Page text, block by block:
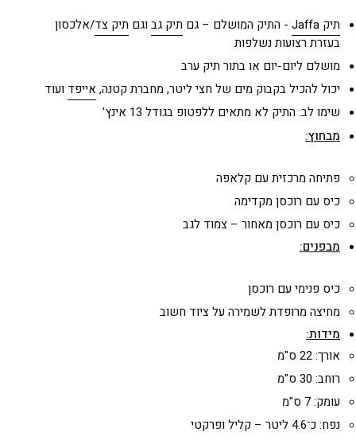
תיק Jaffa - התיק המושלם – גם תיק גב וגם תיק צד/אלכסון
בעזרת רצועות נשלפות
מושלם ליום-יום או בתור תיק ערב
יכול להכיל בקבוק מים של חצי ליטר, מחברת קטנה, אייפד ועוד
שימו לב: התיק לא מתאים ללפטופ בגודל 13 אינץ'
מבחוץ:
פתיחה מרכזית עם קלאפה
כיס עם רוכסן מקדימה
כיס עם רוכסן מאחור – צמוד לגב
מבפנים:
כיס פנימי עם רוכסן
מחיצה מרופדת לשמירה על ציוד חשוב
מידות:
אורך: 22 ס"מ
רוחב: 30 ס"מ
עומק: 7 ס"מ
נפח: כ־4.6 ליטר – קליל ופרקטי